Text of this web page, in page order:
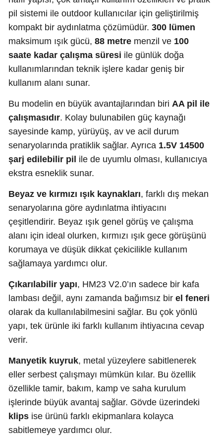
pil sistemi ile outdoor kullanıcılar için geliştirilmiş
kompakt bir aydınlatma çözümüdür. 300 lümen
maksimum ışık gücü, 88 metremenzil ve 100
saate kadar çalışma süresi ile günlük doğa
kullanımlarından teknik işlere kadar geniş bir
kullanım alanı sunar.
Bu modelin en büyük avantajlarından biri AA pil ile
çalışmasıdır. Kolay bulunabilen güç kaynağı
sayesinde kamp, yürüyüş, av ve acil durum
senaryolarında pratiklik sağlar. Ayrıca 1.5V 14500
şarj edilebilir pil ile de uyumlu olması, kullanıcıya
ekstra esneklik sunar.
Beyaz ve kırmızı ışık kaynakları, farklı dış mekan
senaryolarına göre aydınlatma ihtiyacını
çeşitlendirir. Beyaz ışık genel görüş ve çalışma
alanı için ideal olurken, kırmızı ışık gece görüşünü
korumaya ve düşük dikkat çekicilikle kullanım
sağlamaya yardımcı olur.
Çıkarılabilir yapı, HM23 V2.0’ın sadece bir kafa
lambası değil, aynı zamanda bağımsız bir el feneri
olarak da kullanılabilmesini sağlar. Bu çok yönlü
yapı, tek ürünle iki farklı kullanım ihtiyacına cevap
verir.
Manyetik kuyruk, metal yüzeylere sabitlenerek
eller serbest çalışmayı mümkün kılar. Bu özellik
özellikle tamir, bakım, kamp ve saha kurulum
işlerinde büyük avantaj sağlar. Gövde üzerindeki
klipsise ürünü farklı ekipmanlara kolayca
sabitlemeye yardımcı olur.